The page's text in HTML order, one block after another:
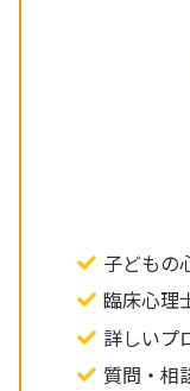
子どもの
臨床心理
詳しいプ
質問・相